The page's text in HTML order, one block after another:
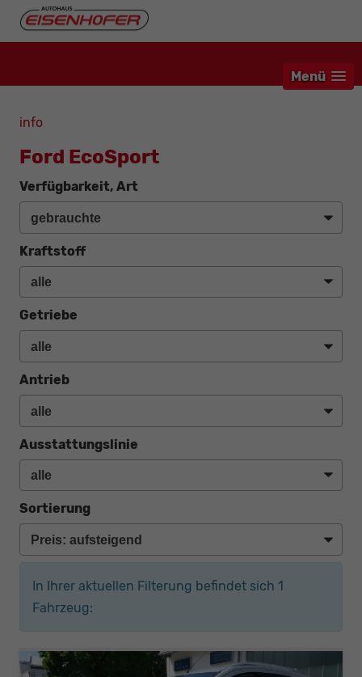
Menü
info
Ford EcoSport
Verfügbarkeit, Art
Kraftstoff
Getriebe
Antrieb
Ausstattungslinie
Sortierung
In Ihrer aktuellen Filterung befindet sich 1
Fahrzeug: